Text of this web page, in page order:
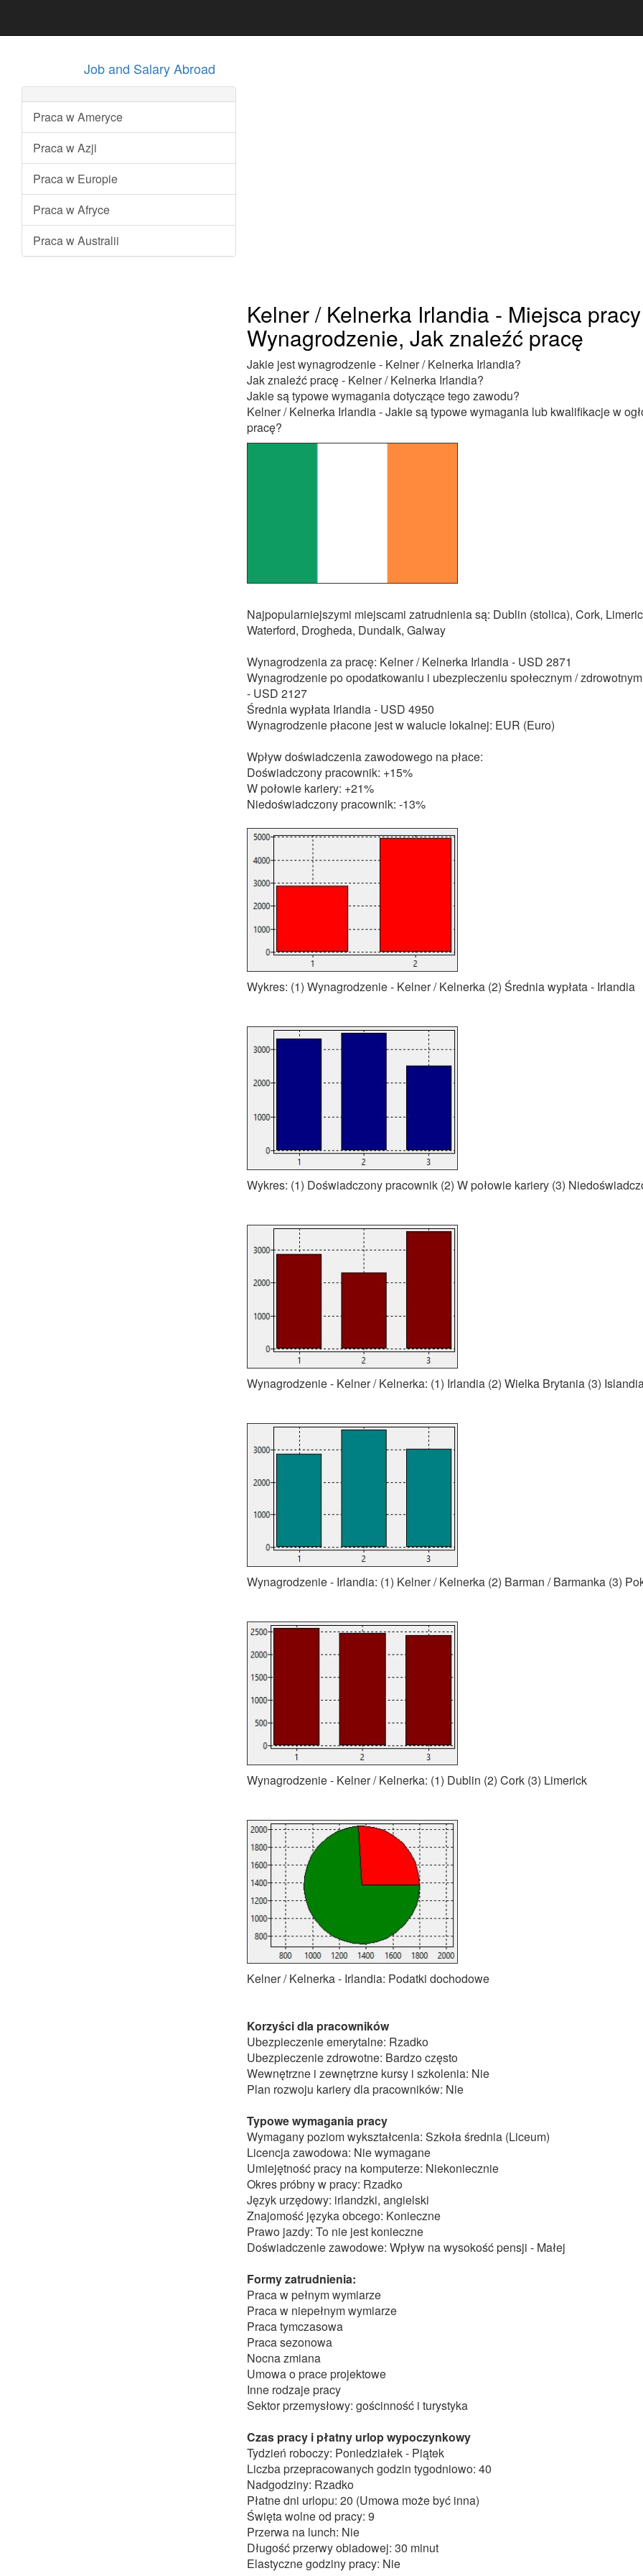
Job and Salary Abroad
Praca w Ameryce
Praca w Azji
Praca w Europie
Praca w Afryce
Praca w Australii
Kelner / Kelnerka Irlandia - Miejsca
Wynagrodzenie, Jak znaleźć pracę
Jakie jest wynagrodzenie - Kelner / Kelnerka Irlandia?
Jak znaleźć pracę - Kelner / Kelnerka Irlandia?
Jakie są typowe wymagania dotyczące tego zawodu?
Kelner / Kelnerka Irlandia - Jakie są typowe wymagania lub kwalifikacje w
pracę?
Najpopularniejszymi miejscami zatrudnienia są: Dublin (stolica), Cork,
Waterford, Drogheda, Dundalk, Galway
Wynagrodzenia za pracę: Kelner / Kelnerka Irlandia - USD 2871
Wynagrodzenie po opodatkowaniu i ubezpieczeniu społecznym /
- USD 2127
Średnia wypłata Irlandia - USD 4950
Wynagrodzenie płacone jest w walucie lokalnej: EUR (Euro)
Wpływ doświadczenia zawodowego na płace:
Doświadczony pracownik: +15%
W połowie kariery: +21%
Niedoświadczony pracownik: -13%
Wykres: (1) Wynagrodzenie - Kelner / Kelnerka (2) Średnia wypłata - Irlandia
Wykres: (1) Doświadczony pracownik (2) W połowie kariery (3)
Wynagrodzenie - Kelner / Kelnerka: (1) Irlandia (2) Wielka Brytania (3)
Wynagrodzenie - Irlandia: (1) Kelner / Kelnerka (2) Barman / Barmanka (3)
Wynagrodzenie - Kelner / Kelnerka: (1) Dublin (2) Cork (3) Limerick
Kelner / Kelnerka - Irlandia: Podatki dochodowe
Korzyści dla pracowników
Ubezpieczenie emerytalne: Rzadko
Ubezpieczenie zdrowotne: Bardzo często
Wewnętrzne i zewnętrzne kursy i szkolenia: Nie
Plan rozwoju kariery dla pracowników: Nie
Typowe wymagania pracy
Wymagany poziom wykształcenia: Szkoła średnia (Liceum)
Licencja zawodowa: Nie wymagane
Umiejętność pracy na komputerze: Niekoniecznie
Okres próbny w pracy: Rzadko
Język urzędowy: irlandzki, angielski
Znajomość języka obcego: Konieczne
Prawo jazdy: To nie jest konieczne
Doświadczenie zawodowe: Wpływ na wysokość pensji - Małej
Formy zatrudnienia:
Praca w pełnym wymiarze
Praca w niepełnym wymiarze
Praca tymczasowa
Praca sezonowa
Nocna zmiana
Umowa o prace projektowe
Inne rodzaje pracy
Sektor przemysłowy: gościnność i turystyka
Czas pracy i płatny urlop wypoczynkowy
Tydzień roboczy: Poniedziałek - Piątek
Liczba przepracowanych godzin tygodniowo: 40
Nadgodziny: Rzadko
Płatne dni urlopu: 20 (Umowa może być inna)
Święta wolne od pracy: 9
Przerwa na lunch: Nie
Długość przerwy obiadowej: 30 minut
Elastyczne godziny pracy: Nie